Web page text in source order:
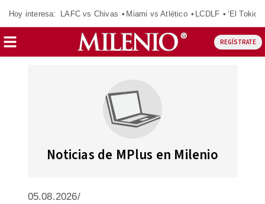
Hoy interesa: LAFC vs Chivas Miami vs Atlético LCDLF ‘El Tokio’
REGÍSTRATE
Noticias de MPlus en Milenio
05.08.2026/